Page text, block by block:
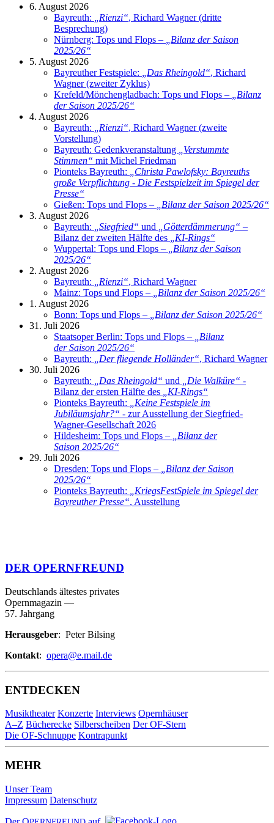
6. August 2026
Bayreuth:
Rienzi“, Richard Wagner (dritte
Besprechung)
Nürnberg: Tops und Flops –
Bilanz der Saison
2025/26“
5. August 2026
Bayreuther Festspiele:
Das Rheingold“, Richard
Wagner (zweiter Zyklus)
Krefeld/Mönchengladbach: Tops und Flops –
Bilanz
der Saison 2025/26“
4. August 2026
Bayreuth:
Rienzi“, Richard Wagner (zweite
Vorstellung)
Bayreuth: Gedenkveranstaltung
Verstummte
Stimmen“ mit Michel Friedman
Pionteks Bayreuth:
Christa Pawlofsky: Bayreuths
große Verpflichtung - Die Festspielzeit im Spiegel der
Presse“
Gießen: Tops und Flops –
Bilanz der Saison 2025/26“
3. August 2026
Bayreuth:
„Siegfried“ und Götterdämmerung“ –
Bilanz der zweiten Hälfte des
KI-Rings“
Wuppertal: Tops und Flops –
Bilanz der Saison
2025/26“
2. August 2026
Bayreuth:
Rienzi“, Richard Wagner
Mainz: Tops und Flops –
Bilanz der Saison 2025/26“
1. August 2026
Bonn: Tops und Flops –
Bilanz der Saison 2025/26“
31. Juli 2026
Staatsoper Berlin: Tops und Flops –
Bilanz
der Saison 2025/26“
Bayreuth:
Der fliegende Holländer“, Richard Wagner
30. Juli 2026
Bayreuth:
Das Rheingold“ und Die Walküre“ -
Bilanz der ersten Hälfte des
KI-Rings“
Pionteks Bayreuth:
Keine Festspiele im
Jubiläumsjahr?“ - zur Ausstellung der Siegfried-
Wagner-Gesellschaft 2026
Hildesheim: Tops und Flops –
Bilanz der
Saison 2025/26“
29. Juli 2026
Dresden: Tops und Flops –
Bilanz der Saison
2025/26“
Pionteks Bayreuth:
KriegsFestSpiele im Spiegel der
Bayreuther Presse“, Ausstellung
DER OPERNFREUND
Deutschlands ältestes privates
Opernmagazin —
57. Jahrgang
Herausgeber: Peter Bilsing
Kontakt: opera@e.mail.de
ENTDECKEN
Musiktheater Konzerte Interviews Opernhäuser
A–Z Bücherecke Silberscheiben Der OF-Stern
Die OF-Schnuppe Kontrapunkt
MEHR
Unser Team
Impressum Datenschutz